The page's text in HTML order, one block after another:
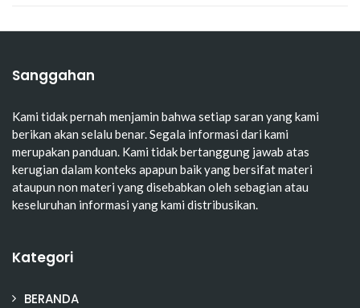
Sanggahan
Kami tidak pernah menjamin bahwa setiap saran yang kami
berikan akan selalu benar. Segala informasi dari kami
merupakan panduan. Kami tidak bertanggung jawab atas
kerugian dalam konteks apapun baik yang bersifat materi
ataupun non materi yang disebabkan oleh sebagian atau
keseluruhan informasi yang kami distribusikan.
Kategori
BERANDA